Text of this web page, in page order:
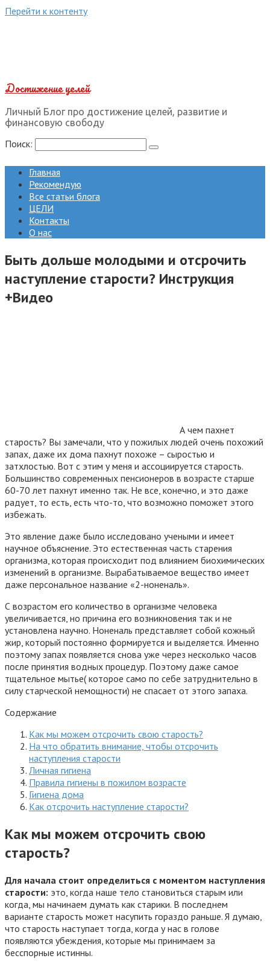
Перейти к контенту
Достижение целей
Личный Блог про достижение целей, развитие и
финансовую свободу
Поиск:
Главная
Рекомендую
Все статьи блога
ЦЕЛИ
Контакты
О нас
Быть дольше молодыми и отсрочить
наступление старости? Инструкция
+Видео
А чем пахнет
старость? Вы замечали, что у пожилых людей очень похожий
запах, даже их дома пахнут похоже – сыростью и
затхлостью. Вот с этим у меня и ассоциируется старость.
Большинство современных пенсионеров в возрасте старше
60-70 лет пахнут именно так. Не все, конечно, и это даже
радует, то есть, есть что-то, что возможно поможет этого
избежать.
Это явление даже было исследовано учеными и имеет
научное объяснение. Это естественная часть старения
организма, которая происходит под влиянием биохимических
изменений в организме. Вырабатываемое вещество имеет
даже персональное название «2-ноненаль».
С возрастом его количество в организме человека
увеличивается, но причина его возникновения так и не
установлена научно. Ноненаль представляет собой кожный
жир, который постоянно формируется и выделяется. Именно
поэтому запах появляется снова уже через несколько часов
после принятия водных процедур. Поэтому даже самое
тщательное мытье( которое само по себе затруднительно в
силу старческой немощности) не спасает от этого запаха.
Содержание
Как мы можем отсрочить свою старость?
На что обратить внимание, чтобы отсрочить
наступления старости
Личная гигиена
Правила гигиены в пожилом возрасте
Гигиена дома
Как отсрочить наступление старости?
Как мы можем отсрочить свою
старость?
Для начала стоит определиться с моментом наступления
старости: это, когда наше тело становиться старым или
когда, мы начинаем думать как старики. В последнем
варианте старость может насупить гораздо раньше. Я думаю,
что старость наступает тогда, когда у нас в голове
появляются убеждения, которые мы принимаем за
бесспорные истинны.